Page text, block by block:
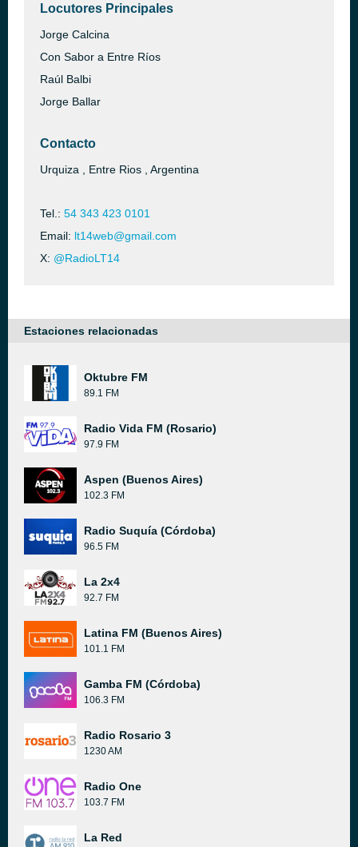
Locutores Principales
Jorge Calcina
Con Sabor a Entre Ríos
Raúl Balbi
Jorge Ballar
Contacto
Urquiza , Entre Rios , Argentina
Tel.: 54 343 423 0101
Email: lt14web@gmail.com
X: @RadioLT14
Estaciones relacionadas
Oktubre FM
89.1 FM
Radio Vida FM (Rosario)
97.9 FM
Aspen (Buenos Aires)
102.3 FM
Radio Suquía (Córdoba)
96.5 FM
La 2x4
92.7 FM
Latina FM (Buenos Aires)
101.1 FM
Gamba FM (Córdoba)
106.3 FM
Radio Rosario 3
1230 AM
Radio One
103.7 FM
La Red